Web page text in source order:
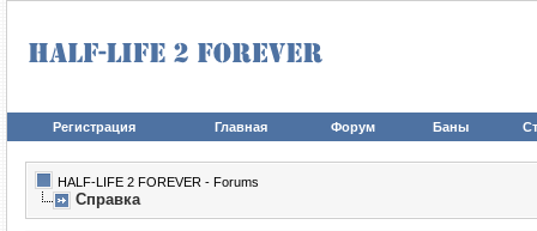
Регистрация Главная Форум Баны
HALF-LIFE 2 FOREVER - Forums
Справка